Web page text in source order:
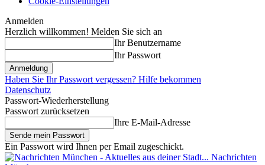
Anmelden
Herzlich willkommen! Melden Sie sich an
Ihr Benutzername
Ihr Passwort
Haben Sie Ihr Passwort vergessen? Hilfe bekommen
Datenschutz
Passwort-Wiederherstellung
Passwort zurücksetzen
Ihre E-Mail-Adresse
Ein Passwort wird Ihnen per Email zugeschickt.
Nachrichten